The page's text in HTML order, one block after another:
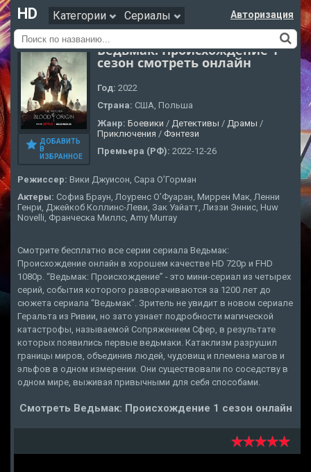
HD Категории Сериалы Авторизация
ДОБАВИТЬ
В
ИЗБРАННОЕ
Ведьмак: Происхождение 1
сезон смотреть онлайн
Год: 2022
Страна: США, Польша
Жанр: Боевики / Детективы / Драмы /
Приключения / Фэнтези
Премьера (РФ): 2022-12-26
Режиссер: Вики Джуисон, Сара О’Горман
Актеры: Софиа Браун, Лоуренс О’Фуаран, Миррен Мак, Ленни
Генри, Джейкоб Коллинс-Леви, Зак Уайатт, Лиззи Эннис, Huw
Novelli, Франческа Миллс, Amy Murray
Смотрите бесплатно все серии сериала Ведьмак:
Происхождение онлайн в хорошем качестве HD 720p и FHD
1080p. “Ведьмак: Происхождение” - это мини-сериал из четырех
серий, события которого разворачиваются за 1200 лет до
сюжета сериала “Ведьмак”. Зритель не увидит в новом сериале
Геральта из Ривии, но зато узнает подробности магической
катастрофы, называемой Сопряжением Сфер, в результате
которых появились первые ведьмаки. Катаклизм разрушил
границы миров, объединив людей, чудовищ и племена магов и
эльфов в одном измерении. Они существовали по соседству в
одном мире, выживая привычными для себя способами.
Смотреть Ведьмак: Происхождение 1 сезон онлайн